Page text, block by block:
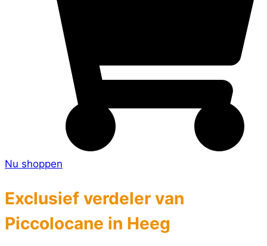
Nu shoppen
Exclusief verdeler van
Piccolocane in Heeg